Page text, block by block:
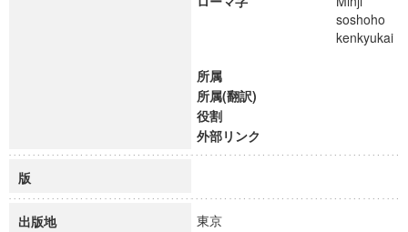
soshoho
kenkyukai
所属
所属(翻訳)
役割
外部リンク
版
出版地 東京